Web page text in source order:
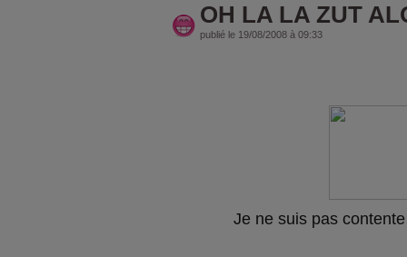
OH LA LA ZUT
publié le 19/08/2008 à 09:33
Je ne suis pas